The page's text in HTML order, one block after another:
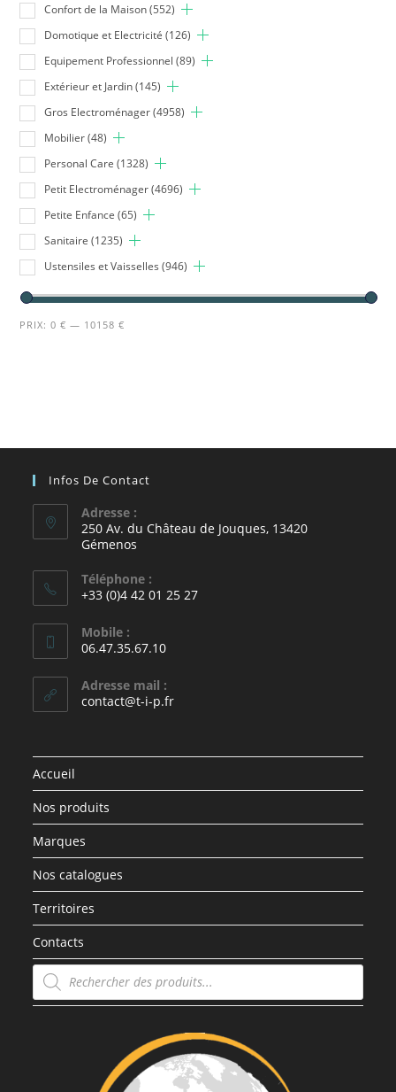
Confort de la Maison (552)
Domotique et Electricité (126)
Equipement Professionnel (89)
Extérieur et Jardin (145)
Gros Electroménager (4958)
Mobilier (48)
Personal Care (1328)
Petit Electroménager (4696)
Petite Enfance (65)
Sanitaire (1235)
Ustensiles et Vaisselles (946)
PRIX:0 € — 10158 €
Infos De Contact
Adresse :
250 Av. du Château de Jouques, 13420
Gémenos
Téléphone :
+33 (0)4 42 01 25 27
Mobile :
06.47.35.67.10
Adresse mail :
contact@t-i-p.fr
Accueil
Nos produits
Marques
Nos catalogues
Territoires
Contacts
Recherche
de
produits